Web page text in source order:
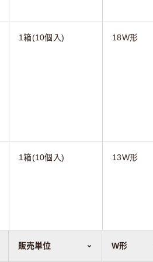
販売単位 W形
1箱(10個入) 18W形
1箱(10個入) 13W形